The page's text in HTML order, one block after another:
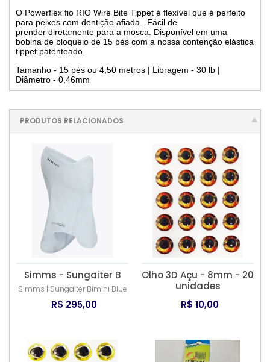
O Powerflex fio RIO Wire Bite Tippet é flexível que é perfeito
para peixes com dentição afiada. Fácil de
prender diretamente para a mosca. Disponível em uma
bobina de bloqueio de 15 pés com a nossa contenção elástica
tippet patenteado.
Tamanho - 15 pés ou 4,50 metros | Libragem - 30 lb |
Diâmetro - 0,46mm
PRODUTOS RELACIONADOS
Simms - Sungaiter B
Simms | Sungaiter Bimini Blue
R$ 295,00
Olho 3D Açu - 8mm - 20
unidades
R$ 10,00